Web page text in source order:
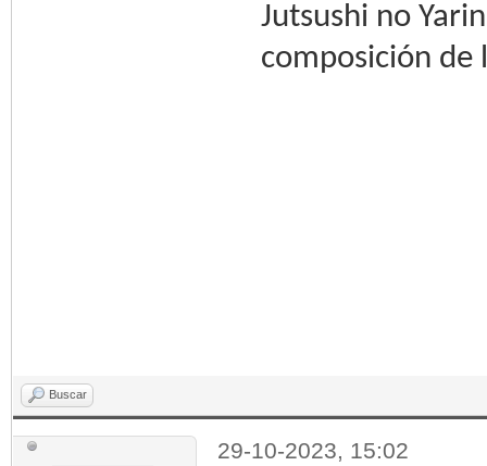
Jutsushi no
composición de
Buscar
29-10-2023, 15:02